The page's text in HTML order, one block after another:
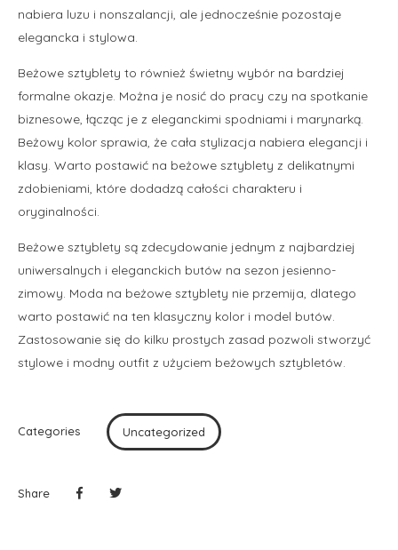
nabiera luzu i nonszalancji, ale jednocześnie pozostaje
elegancka i stylowa.
Beżowe sztyblety to również świetny wybór na bardziej
formalne okazje. Można je nosić do pracy czy na spotkanie
biznesowe, łącząc je z eleganckimi spodniami i marynarką.
Beżowy kolor sprawia, że cała stylizacja nabiera elegancji i
klasy. Warto postawić na beżowe sztyblety z delikatnymi
zdobieniami, które dodadzą całości charakteru i
oryginalności.
Beżowe sztyblety są zdecydowanie jednym z najbardziej
uniwersalnych i eleganckich butów na sezon jesienno-
zimowy. Moda na beżowe sztyblety nie przemija, dlatego
warto postawić na ten klasyczny kolor i model butów.
Zastosowanie się do kilku prostych zasad pozwoli stworzyć
stylowe i modny outfit z użyciem beżowych sztybletów.
Categories Uncategorized
Share